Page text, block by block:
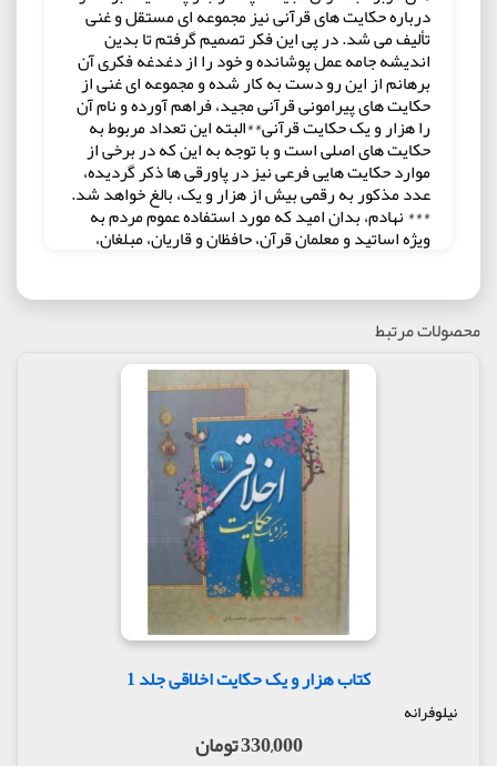
درباره حکایت های قرآنی نیز مجموعه ای مستقل و غنی
تألیف می شد. در پی این فکر تصمیم گرفتم تا بدین
اندیشه جامه عمل پوشانده و خود را از دغدغه فکری آن
برهانم از این رو دست به کار شده و مجموعه ای غنی از
حکایت های پیرامونی قرآنی مجید، فراهم آورده و نام آن
را هزار و یک حکایت قرآنی**البته این تعداد مربوط به
حکایت های اصلی است و با توجه به این که در برخی از
موارد حکایت هایی فرعی نیز در پاورقی ها ذکر گردیده،
عدد مذکور به رقمی بیش از هزار و یک، بالغ خواهد شد.
*** نهادم، بدان امید که مورد استفاده عموم مردم به
ویژه اساتید و معلمان قرآن، حافظان و قاریان، مبلغان،
مولف : محمد حسین محمدی
ناشر : انتشارات نیلوفرانه
محصولات مرتبط
کتاب هزار و یک حکایت اخلاقی جلد 1
نیلوفرانه
330,000 تومان